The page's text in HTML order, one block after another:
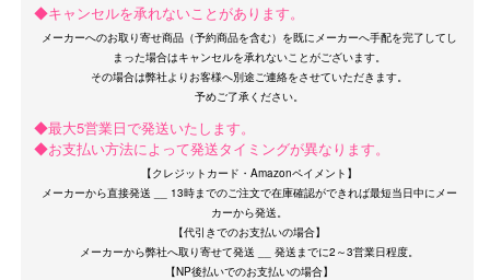
OriginalBrand
◆キャンセルを承れないことがあります。
メーカーへのお取り寄せ商品（予約商品を含む）を既にメーカーへ手配を完了してし
まった場合はキャンセルを承れないことがございます。
その場合は弊社よりお客様へ別途ご連絡をさせていただきます。
◆最大5営業日で発送いたします。
◆お支払い方法によって発送タイミングが異なります。
【クレジットカード・Amazonペイメント】
メーカーから直接発送 __ 13時までのご注文で在庫確認ができれば最短当日中にメー
カーから発送。
【代引きでのお支払いの場合】
メーカーから弊社へ取り寄せて発送 __ 発送までに2～3営業日程度。
【NP後払いでのお支払いの場合】